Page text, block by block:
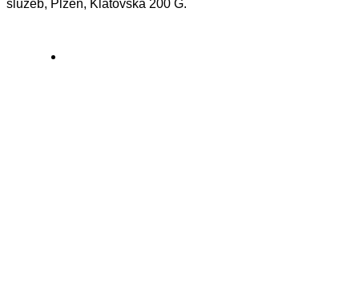
služeb, Plzeň, Klatovská 200 G.